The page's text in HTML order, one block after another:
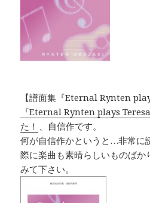
【譜面集『Eternal Rynten
『Eternal Rynten plays
た！
、自信作です。
何が自信作かというと…非常に
際に楽曲も素晴らしいものばか
みて下さい。